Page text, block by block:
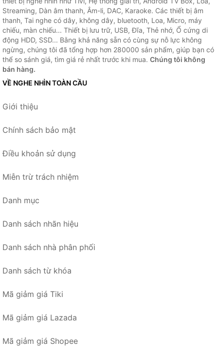
Streaming, Dàn âm thanh, Âm-li, DAC, Karaoke. Các thiết bị âm
thanh, Tai nghe có dây, không dây, bluetooth, Loa, Micro, máy
chiếu, màn chiếu... Thiết bị lưu trữ, USB, Đĩa, Thẻ nhớ, Ổ cứng di
động HDD, SSD... Bằng khả năng sẵn có cùng sự nỗ lực không
ngừng, chúng tôi đã tổng hợp hơn 280000 sản phẩm, giúp bạn có
thể so sánh giá, tìm giá rẻ nhất trước khi mua. Chúng tôi không
bán hàng.
VỀ NGHE NHÌN TOÀN CẦU
Giới thiệu
Chính sách bảo mật
Điều khoản sử dụng
Miễn trừ trách nhiệm
Danh mục
Danh sách nhãn hiệu
Danh sách nhà phân phối
Danh sách từ khóa
Mã giảm giá Tiki
Mã giảm giá Lazada
Mã giảm giá Shopee